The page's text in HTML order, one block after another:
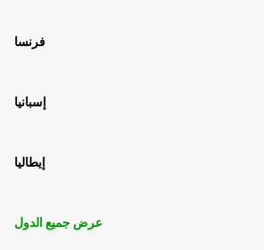
فرنسا
إسبانيا
إيطاليا
عرض جميع الدول